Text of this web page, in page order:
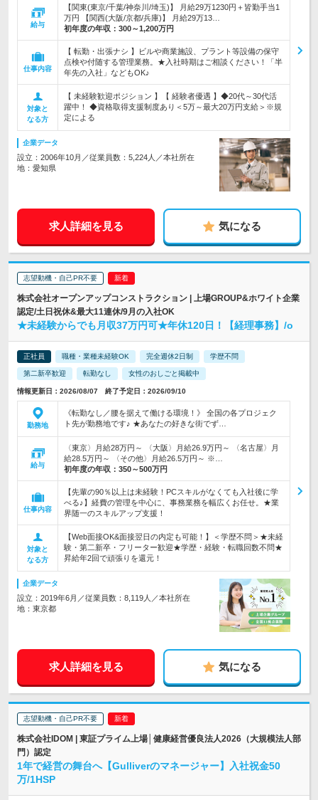
給与
【関東(東京/千葉/神奈川/埼玉)】 月給29万1230円＋皆勤手当1
万円 【関西(大阪/京都/兵庫)】 月給29万13…
初年度の年収： 300～1,200万円
仕事内容
【 転勤・出張ナシ 】ビルや商業施設、プラント等設備の保守
点検や付随する管理業務。★入社時期はご相談ください！「半
年先の入社」などもOK♪
対象と
なる方
【 未経験歓迎ポジション 】【 経験者優遇 】◆20代～30代活
躍中！ ◆資格取得支援制度あり＜5万～最大20万円支給＞※規
定による
企業データ
設立：2006年10月／従業員数：5,224人／本社所在
地：愛知県
求人詳細を見る 気になる
志望動機・自己PR不要
株式会社オープンアップコンストラクション | 上場GROUP&ホワイト企業
認定/土日祝休&最大11連休/9月の入社OK
★未経験からでも月収37万円可★年休120日！【経理事務】/o
正社員 職種・業種未経験OK 完全週休2日制 学歴不問
第二新卒歓迎 転勤なし 女性のおしごと掲載中
情報更新日：2026/08/07 終了予定日：2026/09/10
勤務地
《転勤なし／腰を据えて働ける環境！》 全国の各プロジェク
ト先が勤務地です♪ ★あなたの好きな街でず…
給与
〈東京〉月給28万円～ 〈大阪〉月給26.9万円～ 〈名古屋〉月
給28.5万円～ 〈その他〉月給26.5万円～ ※…
初年度の年収： 350～500万円
仕事内容
【先輩の90％以上は未経験！PCスキルがなくても入社後に学
べる♪】経費の管理を中心に、事務業務を幅広くお任せ。★業
界随一のスキルアップ支援！
対象と
なる方
【Web面接OK&面接翌日の内定も可能！】＜学歴不問＞★未経
験・第二新卒・フリーター歓迎★学歴・経験・転職回数不問★
昇給年2回で頑張りを還元！
企業データ
設立：2019年6月／従業員数：8,119人／本社所在
地：東京都
求人詳細を見る 気になる
志望動機・自己PR不要
株式会社IDOM | 東証プライム上場│健康経営優良法人2026（大規模法人部
門）認定
1年で経営の舞台へ【Gulliverのマネージャー】入社祝金50
万/1HSP